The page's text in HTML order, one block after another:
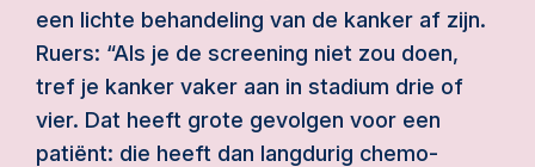
een lichte behandeling van de kanker af zijn.
Ruers: “Als je de screening niet zou doen,
tref je kanker vaker aan in stadium drie of
vier. Dat heeft grote gevolgen voor een
patiënt: die heeft dan langdurig chemo-